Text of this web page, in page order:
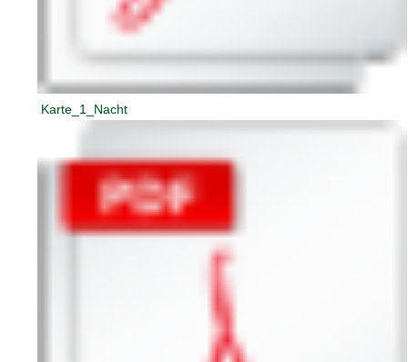
Karte_1_Nacht